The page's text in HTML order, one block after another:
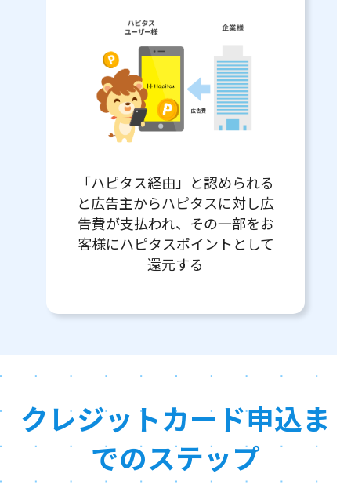
「ハピタス経由」と認められる
と広告主からハピタスに対し広
告費が支払われ、その一部をお
客様にハピタスポイントとして
還元する
クレジットカード申込ま
でのステップ